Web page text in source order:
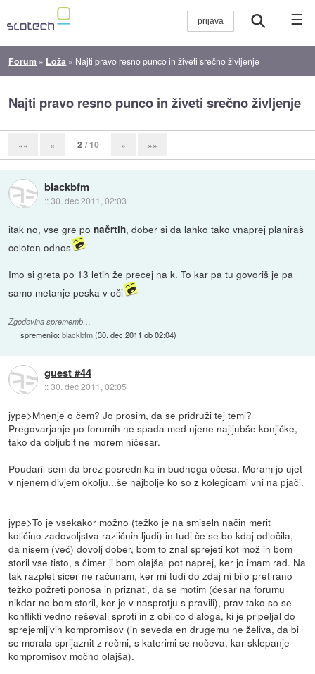
☰
Forum » Loža » Najti pravo resno punco in živeti srečno življenje
Najti pravo resno punco in živeti srečno življenje
«« « 2 / 10 » »»
blackbfm
::30. dec 2011, 02:03
itak no, vse gre ponačrtih, dober si da lahko tako vnaprej planiraš
celoten odnos
Imo si greta po 13 letih že precej na k. To kar pa tu govoriš je pa
samo metanje peska v oči
Zgodovina sprememb…
spremenilo:blackbfm(30. dec 2011 ob 02:04)
guest #44
::30. dec 2011, 02:05
jype>Mnenje o čem? Jo prosim, da se pridruži tej temi?
Pregovarjanje po forumih ne spada med njene najljubše konjičke,
tako da obljubit ne morem ničesar.
Poudaril sem da brez posrednika in budnega očesa. Moram jo ujet
v njenem divjem okolju...še najbolje ko so z kolegicami vni na pjači.
jype>To je vsekakor možno (težko je na smiseln način merit
količino zadovoljstva različnih ljudi) in tudi če se bo kdaj odločila,
da nisem (več) dovolj dober, bom to znal sprejeti kot mož in bom
storil vse tisto, s čimer ji bom olajšal pot naprej, ker jo imam rad. Na
tak razplet sicer ne računam, ker mi tudi do zdaj ni bilo pretirano
težko požreti ponosa in priznati, da se motim (česar na forumu
nikdar ne bom storil, ker je v nasprotju s pravili), prav tako so se
konflikti vedno reševali sproti in z obilico dialoga, ki je pripeljal do
sprejemljivih kompromisov (in seveda en drugemu ne želiva, da bi
se morala sprijaznit z rečmi, s katerimi se nočeva, kar sklepanje
kompromisov močno olajša).